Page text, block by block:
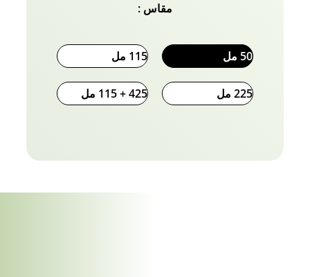
مقاس :
50 مل 115 مل
225 مل 425 + 115 مل